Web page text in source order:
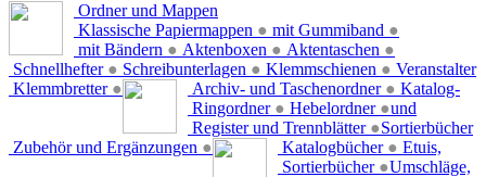
Ordner und Mappen
Klassische Papiermappen ● mit Gummiband ●
mit Bändern ● Aktenboxen ● Aktentaschen ●
Schnellhefter ● Schreibunterlagen ● Klemmschienen ●
Klemmbretter ●
Veranstalter
Archiv- und Taschenordner ●
Ringordner ● Hebelordner ●
Register und Trennblätter ●
Zubehör und Ergänzungen ●
Katalog-
und
Sortierbücher
Katalogbücher ●
Sortierbücher ●
Etuis,
Umschläge,